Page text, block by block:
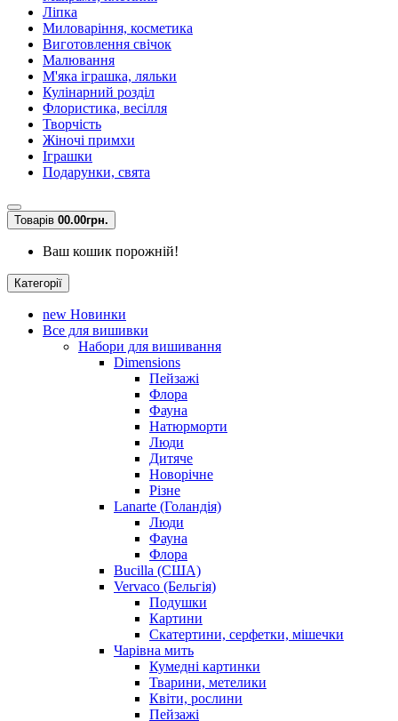
Ліпка
Миловаріння, косметика
Виготовлення свічок
Малювання
М'яка іграшка, ляльки
Кулінарний розділ
Флористика, весілля
Творчість
Жіночі примхи
Іграшки
Подарунки, свята
Товарів 00.00грн.
Ваш кошик порожній!
Категорії
new Новинки
Все для вишивки
Набори для вишивання
Dimensions
Пейзажі
Флора
Фауна
Натюрморти
Люди
Дитяче
Новорічне
Різне
Lanarte (Голандія)
Люди
Фауна
Флора
Bucilla (США)
Vervaco (Бельгія)
Подушки
Картини
Скатертини, серфетки, мішечки
Чарiвна мить
Кумедні картинки
Тварини, метелики
Квіти, рослини
Пейзажі